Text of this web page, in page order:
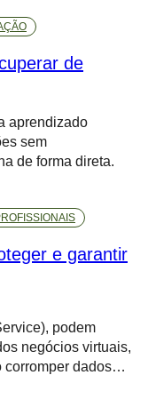
equipes de TI.
de
aprendizado
sem
de forma direta.
e garantir
podem
negócios virtuais,
corromper dados
o seu